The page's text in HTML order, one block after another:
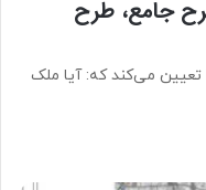
جامع، طرح
تعیین می‌کند که: آیا ملک